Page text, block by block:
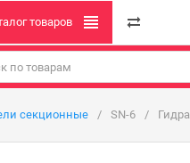
товаров
секционные SN-6